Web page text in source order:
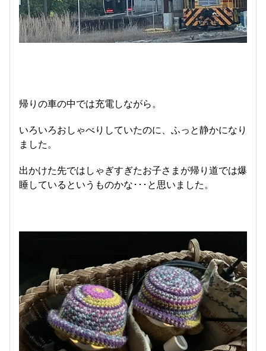
帰りの車の中では充電しながら。
いろいろおしゃべりしていたのに、ふっと静かになり
ました。
出かけた先ではしゃぎすぎたお子さまが帰り道では爆
睡しているというものかな･･･と思いました。